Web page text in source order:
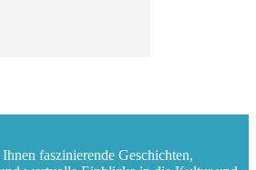
faszinierende Geschichten,